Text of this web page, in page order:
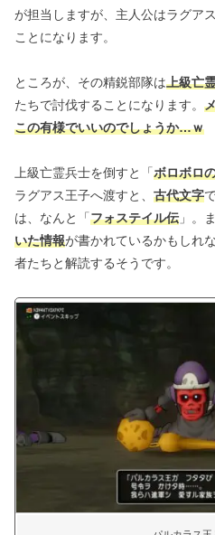
が担当しますが、主人公はラグア
ことになります。
ところが、その精鋭部隊は上級亡
たちで討伐することになります。
この有様でいいのでしょうか…ｗ
上級亡霊兵士を倒すと「ボロボロ
ラグアス王子へ渡すと、 古代文字
は、なんと「フォステイル伝 」。
いた情報が書かれているかもしれ
者たちと解読するそうです。